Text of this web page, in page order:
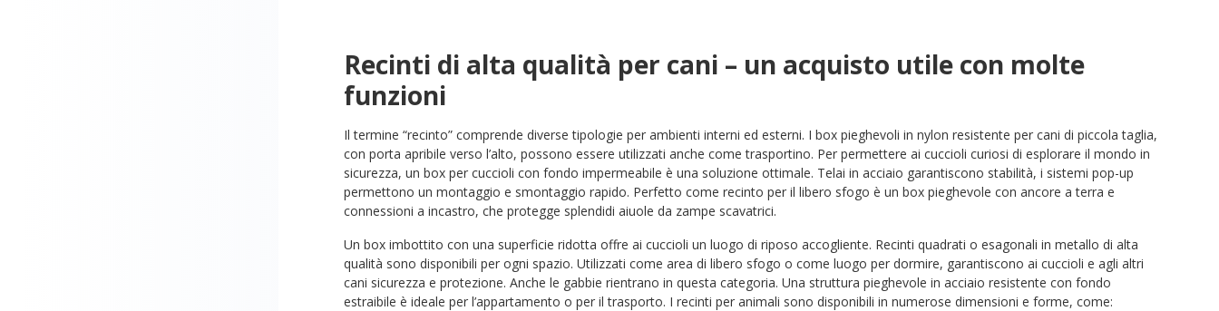
Recinti di alta qualità per cani – un acquisto utile con molte
funzioni
Il termine “recinto” comprende diverse tipologie per ambienti interni ed esterni. I box pieghevoli in nylon resistente per cani di piccola taglia,
con porta apribile verso l’alto, possono essere utilizzati anche come trasportino. Per permettere ai cuccioli curiosi di esplorare il mondo in
sicurezza, un box per cuccioli con fondo impermeabile è una soluzione ottimale. Telai in acciaio garantiscono stabilità, i sistemi pop-up
permettono un montaggio e smontaggio rapido. Perfetto come recinto per il libero sfogo è un box pieghevole con ancore a terra e
connessioni a incastro, che protegge splendidi aiuole da zampe scavatrici.
Un box imbottito con una superficie ridotta offre ai cuccioli un luogo di riposo accogliente. Recinti quadrati o esagonali in metallo di alta
qualità sono disponibili per ogni spazio. Utilizzati come area di libero sfogo o come luogo per dormire, garantiscono ai cuccioli e agli altri
cani sicurezza e protezione. Anche le gabbie rientrano in questa categoria. Una struttura pieghevole in acciaio resistente con fondo
estraibile è ideale per l’appartamento o per il trasporto. I recinti per animali sono disponibili in numerose dimensioni e forme, come: